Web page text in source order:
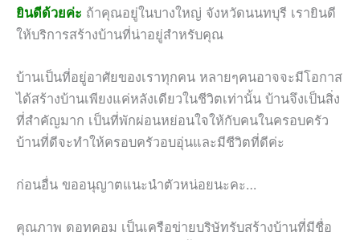
ยินดีด้วยค่ะ ถ้าคุณอยู่ในบางใหญ่ จังหวัดนนทบุรี เรายินดี
ให้บริการสร้างบ้านที่น่าอยู่สำหรับคุณ
บ้านเป็นที่อยู่อาศัยของเราทุกคน หลายๆคนอาจจะมีโอกาส
ได้สร้างบ้านเพียงแค่หลังเดียวในชีวิตเท่านั้น บ้านจึงเป็นสิ่ง
ที่สำคัญมาก เป็นที่พักผ่อนหย่อนใจให้กับคนในครอบครัว
บ้านที่ดีจะทำให้ครอบครัวอบอุ่นและมีชีวิตที่ดีค่ะ
ก่อนอื่น ขออนุญาตแนะนำตัวหน่อยนะคะ…
คุณภาพ ดอทคอม เป็นเครือข่ายบริษัทรับสร้างบ้านที่มีชื่อ